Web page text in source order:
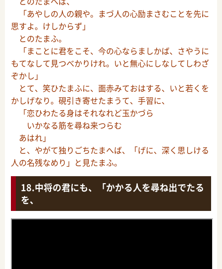
「あやしの人の親や。まづ人の心励まさむことを先に
思すよ。けしからず」
とのたまふ。
「まことに君をこそ、今の心ならましかば、さやうに
もてなして見つべかりけれ。いと無心にしなしてしわざ
ぞかし」
とて、笑ひたまふに、面赤みておはする、いと若くを
かしげなり。硯引き寄せたまうて、手習に、
「恋ひわたる身はそれなれど玉かづら
いかなる筋を尋ね来つらむ
あはれ」
と、やがて独りごちたまへば、「げに、深く思しける
人の名残なめり」と見たまふ。
中将の君にも、「かかる人を尋ね出でたる
を、